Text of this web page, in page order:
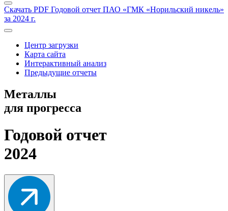
Скачать PDF Годовой отчет ПАО «ГМК «Норильский никель»
за 2024 г.
Центр загрузки
Карта сайта
Интерактивный анализ
Предыдущие отчеты
Металлы
для прогресса
Годовой отчет
2024